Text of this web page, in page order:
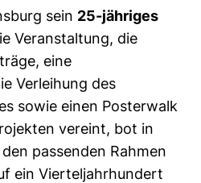
sein 25-jähriges
Veranstaltung, die
eine
Verleihung des
sowie einen Posterwalk
vereint, bot in
passenden Rahmen
ein Vierteljahrhundert